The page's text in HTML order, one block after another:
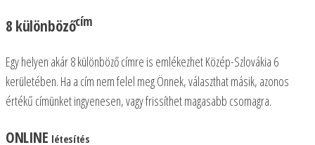
a
választhatók
ki
választhatók
ki
8 különbözőcím
Egy helyen akár 8 különböző címre is emlékezhet Közép-Szlovákia 6
kerületében. Ha a cím nem felel meg Önnek, választhat másik, azonos
értékű címünket ingyenesen, vagy frissíthet magasabb csomagra.
ONLINE létesítés